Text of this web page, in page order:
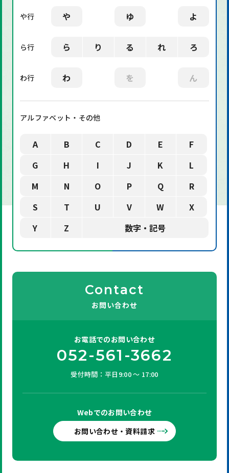
や行 や ゆ よ
ら行 ら り る れ ろ
わ行 わ を ん
アルファベット・その他
A B C D E
F
G
H I J K
L
M
N O P Q
R
S
T U V W
X
Y
Z 数字・記号
Contact
お問い合わせ
お電話でのお問い合わせ
052-561-3662
受付時間：平日9:00 ～ 17:00
Webでのお問い合わせ
お問い合わせ・資料請求